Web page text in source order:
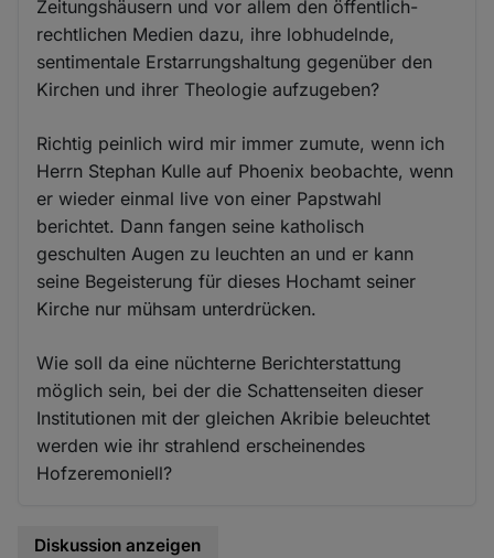
Zeitungshäusern und vor allem den öffentlich-
rechtlichen Medien dazu, ihre lobhudelnde,
sentimentale Erstarrungshaltung gegenüber den
Kirchen und ihrer Theologie aufzugeben?
Richtig peinlich wird mir immer zumute, wenn ich
Herrn Stephan Kulle auf Phoenix beobachte, wenn
er wieder einmal live von einer Papstwahl
berichtet. Dann fangen seine katholisch
geschulten Augen zu leuchten an und er kann
seine Begeisterung für dieses Hochamt seiner
Kirche nur mühsam unterdrücken.
Wie soll da eine nüchterne Berichterstattung
möglich sein, bei der die Schattenseiten dieser
Institutionen mit der gleichen Akribie beleuchtet
werden wie ihr strahlend erscheinendes
Hofzeremoniell?
Diskussion anzeigen